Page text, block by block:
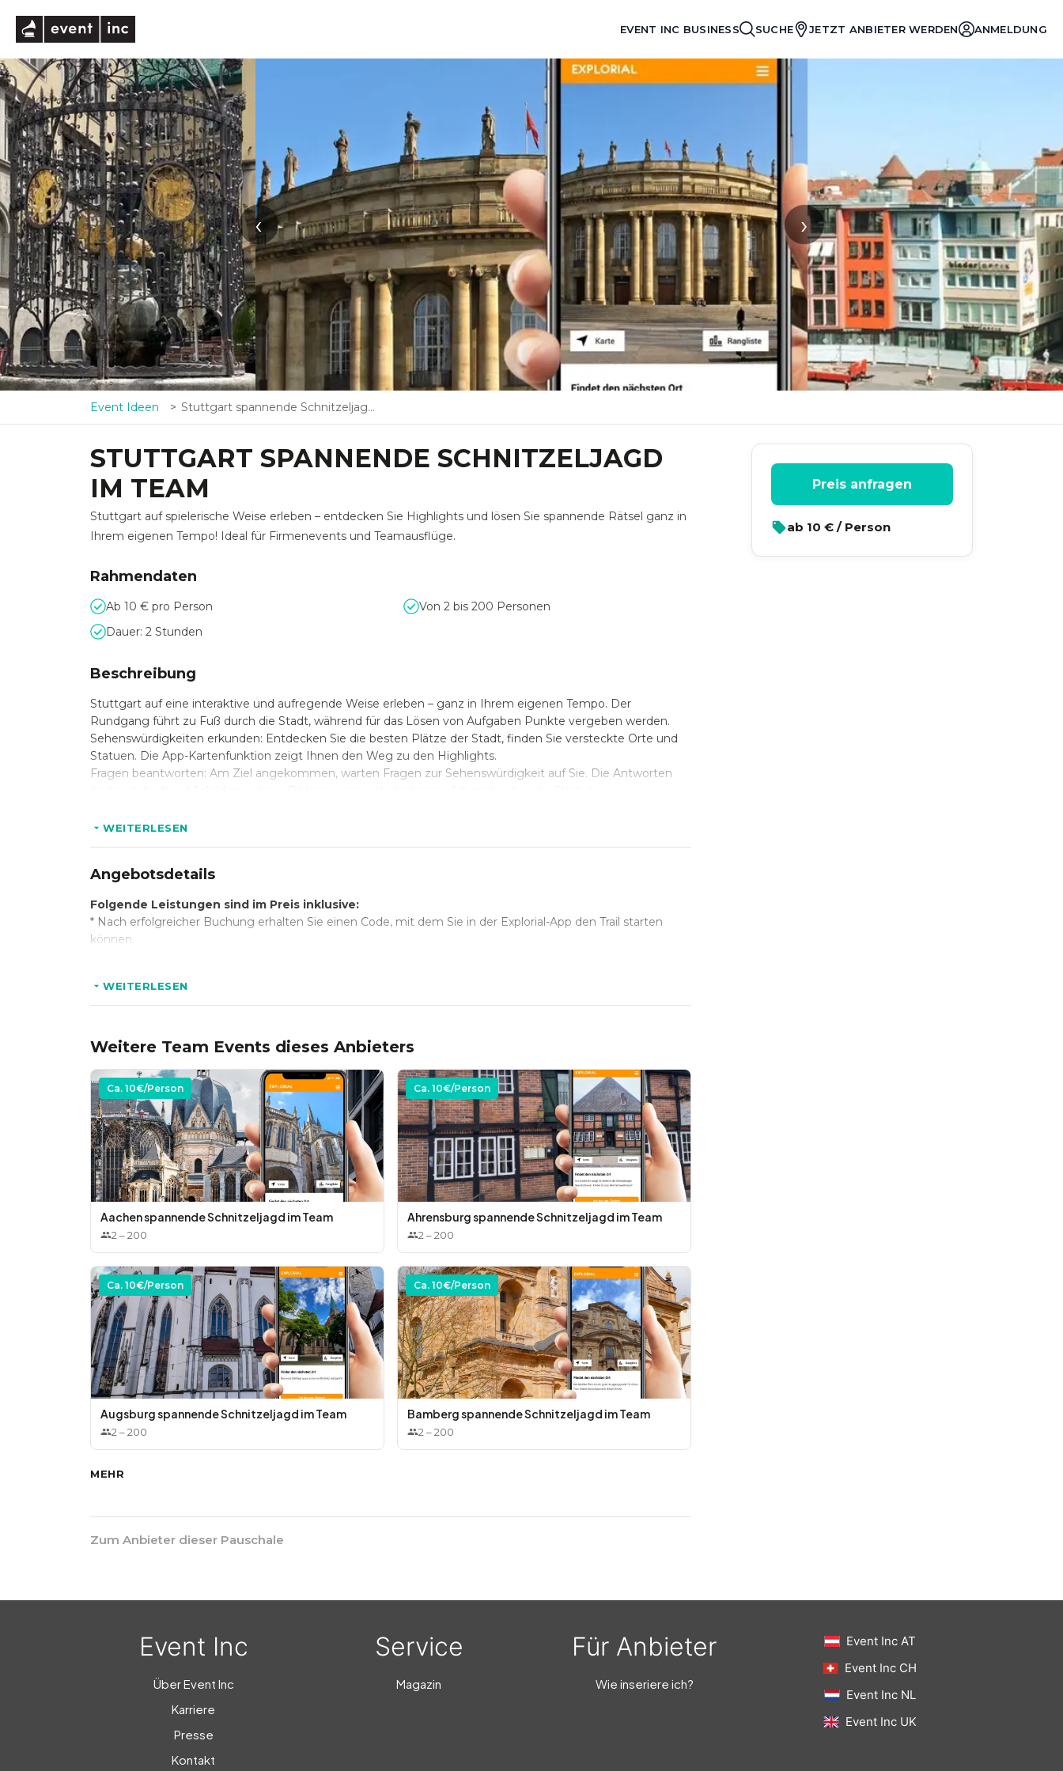
EVENT INC BUSINESS SUCHE JETZT ANBIETER WERDEN ANMELDUNG
‹ ›
Event Ideen Stuttgart spannende Schnitzeljagd im Team
STUTTGART SPANNENDE SCHNITZELJAGD
IM TEAM
Stuttgart auf spielerische Weise erleben – entdecken Sie Highlights und lösen Sie spannende Rätsel ganz in
Ihrem eigenen Tempo! Ideal für Firmenevents und Teamausflüge.
Rahmendaten
Ab 10 € pro Person
Von 2 bis 200 Personen
Dauer: 2 Stunden
Beschreibung
Stuttgart auf eine interaktive und aufregende Weise erleben – ganz in Ihrem eigenen Tempo. Der
Rundgang führt zu Fuß durch die Stadt, während für das Lösen von Aufgaben Punkte vergeben werden.
Sehenswürdigkeiten erkunden: Entdecken Sie die besten Plätze der Stadt, finden Sie versteckte Orte und
Statuen. Die App-Kartenfunktion zeigt Ihnen den Weg zu den Highlights.
Fragen beantworten: Am Ziel angekommen, warten Fragen zur Sehenswürdigkeit auf Sie. Die Antworten
Punkte. Besuchen Sie Orte wie
Die Trails sind ideal für Firmenevents, Teamausflüge, Vereine und mehrsprachige Gruppen. Verschiedene
WEITERLESEN
Angebotsdetails
Folgende Leistungen sind im Preis inklusive:
* Nach erfolgreicher Buchung erhalten Sie einen Code, mit dem Sie in der Explorial-App den Trail starten
können.
WEITERLESEN
Weitere Team Events dieses Anbieters
Ca. 10€/Person
Aachen spannende Schnitzeljagd im Team
2 –200
Ca. 10€/Person
Ahrensburg spannende Schnitzeljagd im Team
2 –200
Ca. 10€/Person
Augsburg spannende Schnitzeljagd im Team
2 –200
Ca. 10€/Person
Bamberg spannende Schnitzeljagd im Team
2 –200
MEHR
Zum Anbieter dieser Pauschale
Preis anfragen
ab 10 € / Person
Event Inc
Über Event Inc
Karriere
Presse
Kontakt
Service
Magazin
Für Anbieter
Wie inseriere ich?
Event Inc AT
Event Inc CH
Event Inc NL
Event Inc UK